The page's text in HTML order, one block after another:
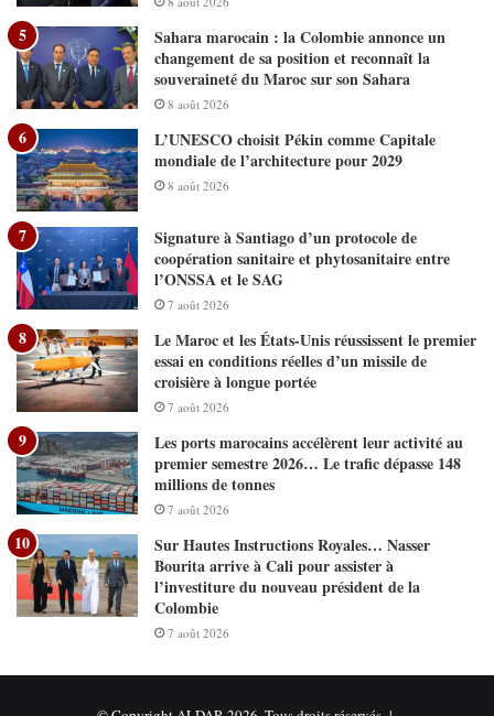
Sahara marocain : la Colombie annonce un
changement de sa position et reconnaît la
souveraineté du Maroc sur son Sahara
8 août 2026
L’UNESCO choisit Pékin comme Capitale
mondiale de l’architecture pour 2029
8 août 2026
Signature à Santiago d’un protocole de
coopération sanitaire et phytosanitaire entre
l’ONSSA et le SAG
7 août 2026
Le Maroc et les États-Unis réussissent le premier
essai en conditions réelles d’un missile de
croisière à longue portée
7 août 2026
Les ports marocains accélèrent leur activité au
premier semestre 2026… Le trafic dépasse 148
millions de tonnes
7 août 2026
Sur Hautes Instructions Royales… Nasser
Bourita arrive à Cali pour assister à
l’investiture du nouveau président de la
Colombie
7 août 2026